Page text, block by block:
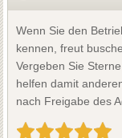
Wenn Sie den
kennen, freut
Vergeben Sie
helfen damit
nach Freigabe des